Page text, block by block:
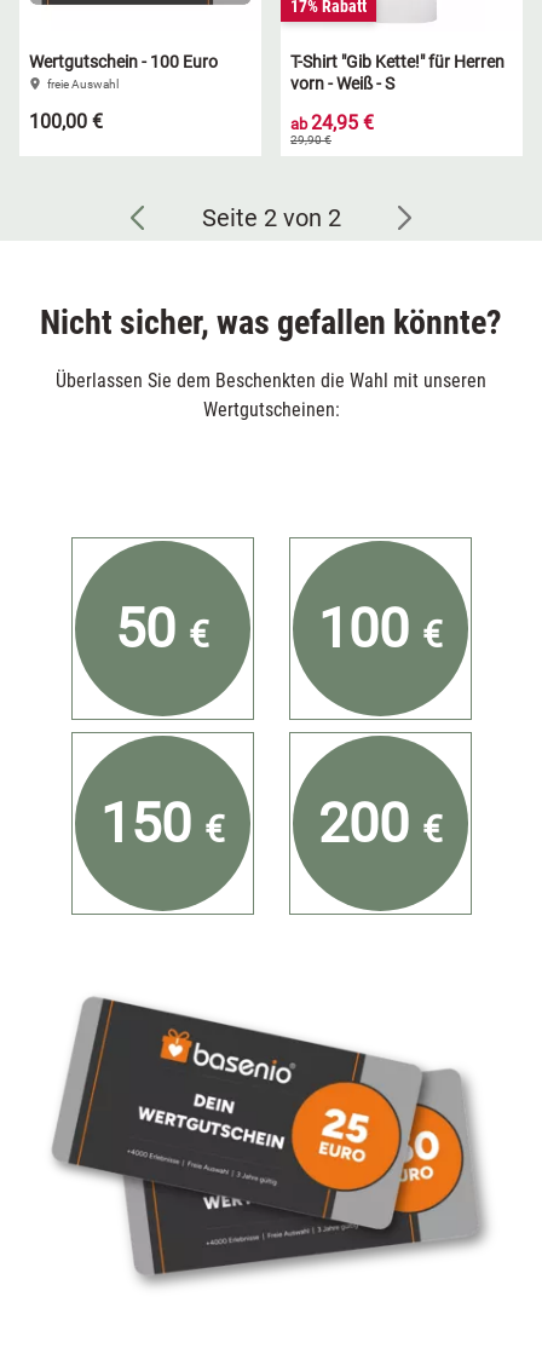
Wertgutschein - 100 Euro
freie Auswahl
100,00 €
17% Rabatt
T-Shirt "Gib Kette!" für Herren
vorn - Weiß - S
ab24,95 €
29,90 €
Seite 2 von 2
Nicht sicher, was gefallen könnte?
Überlassen Sie dem Beschenkten die Wahl mit unseren
Wertgutscheinen:
50 €
150 €
100 €
200 €